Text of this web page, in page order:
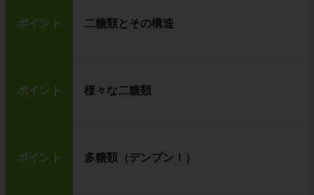
ポイント 二糖類とその構造
ポイント 様々な二糖類
ポイント 多糖類（デンプンⅠ）